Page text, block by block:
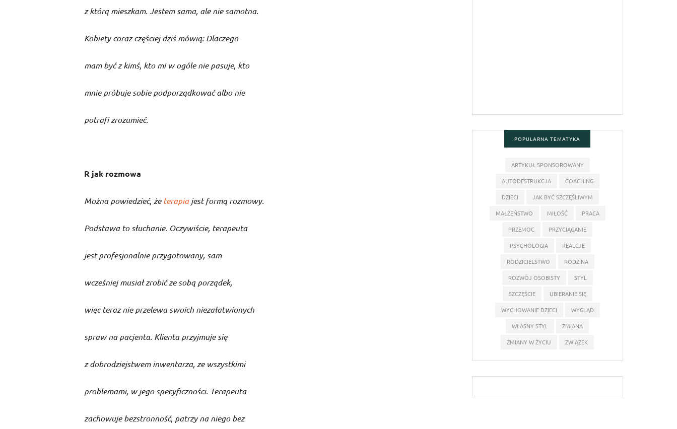
z którą mieszkam. Jestem sama, ale nie samotna.
Kobiety coraz częściej dziś mówią: Dlaczego
mam być z kimś, kto mi w ogóle nie pasuje, kto
mnie próbuje sobie podporządkować albo nie
potrafi zrozumieć.
R jak rozmowa
Można powiedzieć, żeterapiajest formą rozmowy.
Podstawa to słuchanie. Oczywiście, terapeuta
jest profesjonalnie przygotowany, sam
wcześniej musiał zrobić ze sobą porządek,
więc teraz nie przelewa swoich niezałatwionych
spraw na pacjenta. Klienta przyjmuje się
z dobrodziejstwem inwentarza, ze wszystkimi
problemami, w jego specyficzności. Terapeuta
zachowuje bezstronność, patrzy na niego bez
POPULARNA TEMATYKA
ARTYKUŁ SPONSOROWANY
AUTODESTRUKCJA
COACHING
DZIECI
JAK BYĆ SZCZĘŚLIWYM
MAŁŻEŃSTWO
MIŁOŚĆ
PRACA
PRZEMOC
PRZYCIĄGANIE
PSYCHOLOGIA
REALCJE
RODZICIELSTWO
RODZINA
ROZWÓJ OSOBISTY
STYL
SZCZĘŚCIE
UBIERANIE SIĘ
WYCHOWANIE DZIECI
WYGLĄD
WŁASNY STYL
ZMIANA
ZMIANY W ŻYCIU
ZWIĄZEK